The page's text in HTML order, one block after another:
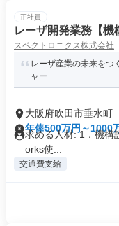
正社員
レーザ開発業務【機
スペクトロニクス株式会社
レーザ産業の未来をつ
ャー
大阪府吹田市垂水町
年俸500万円～1000
求める人材: 1．機構
orks使...
交通費支給